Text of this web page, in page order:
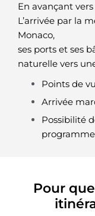
En avançant vers
L’arrivée par la
Monaco,
ses ports et ses
naturelle vers
Points de
Arrivée
Possibilité
Pour